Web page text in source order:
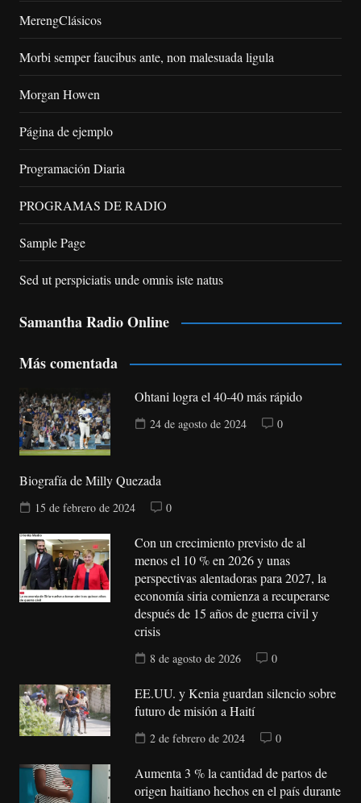
MerengClásicos
Morbi semper faucibus ante, non malesuada ligula
Morgan Howen
Página de ejemplo
Programación Diaria
PROGRAMAS DE RADIO
Sample Page
Sed ut perspiciatis unde omnis iste natus
Samantha Radio Online
Más comentada
Ohtani logra el 40-40 más rápido
24 de agosto de 2024 0
Biografía de Milly Quezada
15 de febrero de 2024 0
Con un crecimiento previsto de al
menos el 10 % en 2026 y unas
perspectivas alentadoras para 2027, la
economía siria comienza a recuperarse
después de 15 años de guerra civil y
crisis
8 de agosto de 2026 0
EE.UU. y Kenia guardan silencio sobre
futuro de misión a Haití
2 de febrero de 2024 0
Aumenta 3 % la cantidad de partos de
origen haitiano hechos en el país durante